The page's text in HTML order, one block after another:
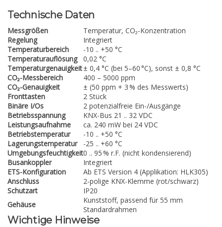
Technische Daten
Messgrößen
Temperatur, CO₂-Konzentration
Regelung
Integriert
Temperaturbereich
-10 .. +50 °C
Temperaturauflösung
0,02 °C
Temperaturgenauigkeit± 0,4 °C (bei 5–60 °C), sonst ± 0,8 °C
CO₂-Messbereich
400 – 5000 ppm
CO₂-Genauigkeit
± (50 ppm + 3 % des Messwerts)
Fronttasten
2 Stück
Binäre I/Os
2 potenzialfreie Ein-/Ausgänge
Betriebsspannung
KNX-Bus 21 .. 32 VDC
Leistungsaufnahme
ca. 240 mW bei 24 VDC
Betriebstemperatur
-10 .. +50 °C
Lagerungstemperatur
-25 .. +60 °C
Umgebungsfeuchtigkeit0 .. 95 % r.F. (nicht kondensierend)
Busankoppler
Integriert
ETS-Konfiguration
Ab ETS Version 4 (Applikation: HLK305)
Anschluss
2-polige KNX-Klemme (rot/schwarz)
Schutzart
IP20
Gehäuse
Kunststoff, passend für 55 mm
Standardrahmen
Wichtige Hinweise